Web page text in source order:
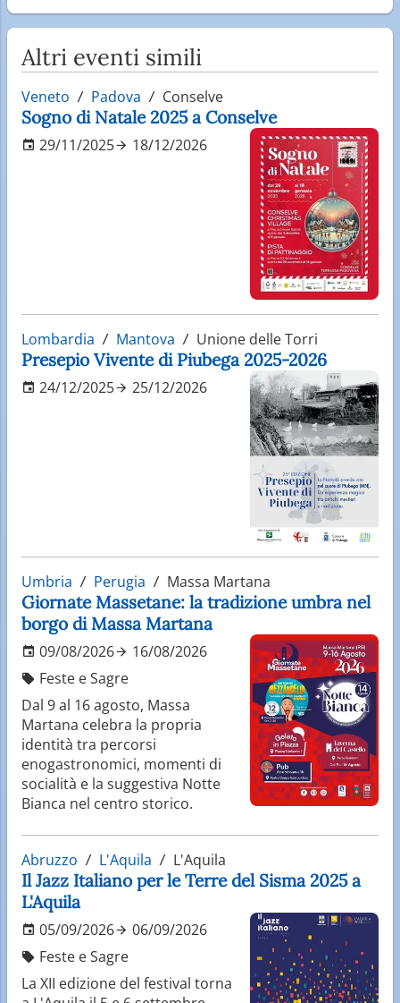
Altri eventi simili
Veneto Padova Conselve
Sogno di Natale 2025 a Conselve
29/11/2025 18/12/2026
Lombardia Mantova Unione delle Torri
Presepio Vivente di Piubega 2025-2026
24/12/2025 25/12/2026
Umbria Perugia Massa Martana
Giornate Massetane: la tradizione umbra nel
borgo di Massa Martana
09/08/2026
16/08/2026
Feste e Sagre
Dal 9 al 16 agosto, Massa
Martana celebra la propria
identità tra percorsi
enogastronomici, momenti di
socialità e la suggestiva Notte
Bianca nel centro storico.
Abruzzo L'Aquila L'Aquila
Il Jazz Italiano per le Terre del Sisma 2025 a
L'Aquila
05/09/2026
06/09/2026
Feste e Sagre
La XII edizione del festival torna